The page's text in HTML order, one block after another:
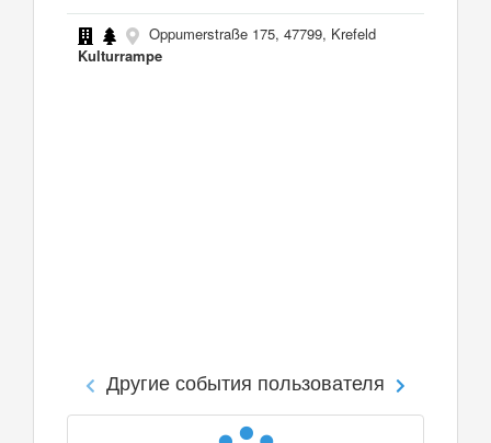
Oppumerstraße 175, 47799, Krefeld
Kulturrampe
Другие события пользователя